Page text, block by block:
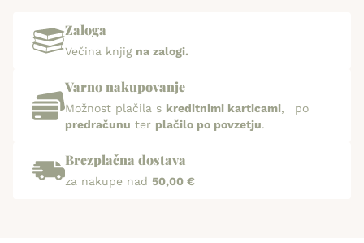
Zaloga
Večina knjig na zalogi.
Varno nakupovanje
Možnost plačila s kreditnimi karticami, po
predračunu ter plačilo po povzetju.
Brezplačna dostava
za nakupe nad 50,00 €